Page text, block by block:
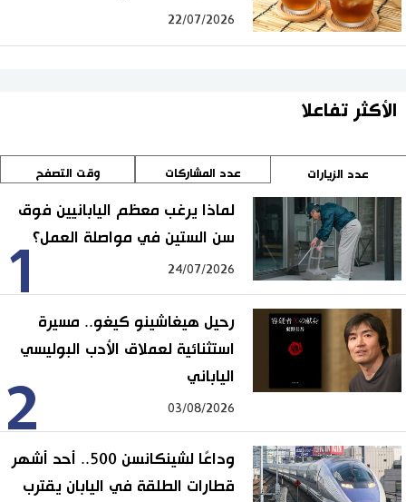
22/07/2026
الأكثر تفاعلا
عدد الزيارات عدد المشاركات وقت التصفح
1
لماذا يرغب معظم اليابانيين فوق
سن الستين في مواصلة العمل؟
24/07/2026
2
رحيل هيغاشينو كيغو.. مسيرة
استثنائية لعملاق الأدب البوليسي
الياباني
03/08/2026
وداعًا لشينكانسن 500.. أحد أشهر
قطارات الطلقة في اليابان يقترب